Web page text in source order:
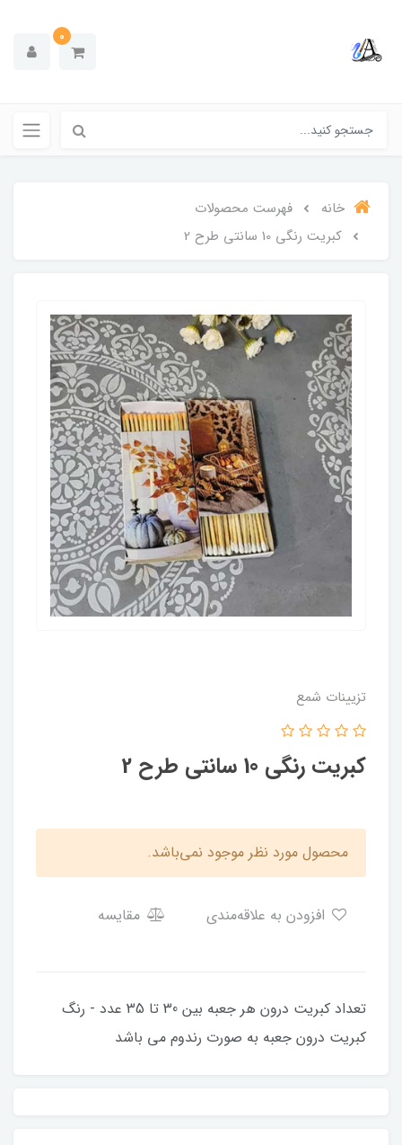
0
خانه
فهرست محصولات
کبریت رنگی 10 سانتی طرح 2
تزیینات شمع
کبریت رنگی 10 سانتی طرح 2
محصول مورد نظر موجود نمی‌باشد.
مقایسه
تعداد کبریت درون هر جعبه بین 30 تا 35 عدد - رنگ
کبریت درون جعبه به صورت رندوم می باشد